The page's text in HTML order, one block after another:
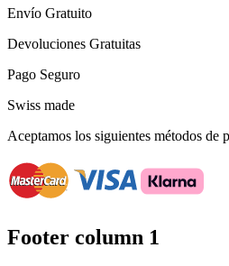
Envío Gratuito
Devoluciones Gratuitas
Pago Seguro
Swiss made
Aceptamos los siguientes métodos de
Footer column 1